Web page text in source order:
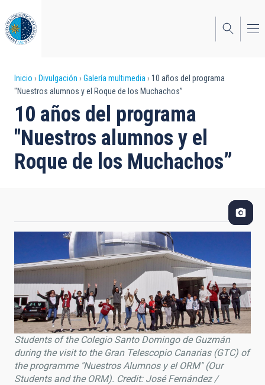
al
contenido
principal
Sobrescribir
enlaces
de
ayuda
a
Inicio Divulgación Galería multimedia
10 años del programa
"Nuestros alumnos y el Roque de los Muchachos”
10 años del programa
"Nuestros alumnos y el
Roque de los Muchachos”
Students of the Colegio Santo Domingo de Guzmán
during the visit to the Gran Telescopio Canarias (GTC) of
the programme "Nuestros Alumnos y el ORM" (Our
Students and the ORM). Credit: José Fernández /